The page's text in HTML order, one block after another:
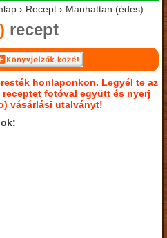
› Recept › Manhattan (édes)
recept
honlaponkon. Legyél te az
fotóval együtt és nyerj
vásárlási utalványt!